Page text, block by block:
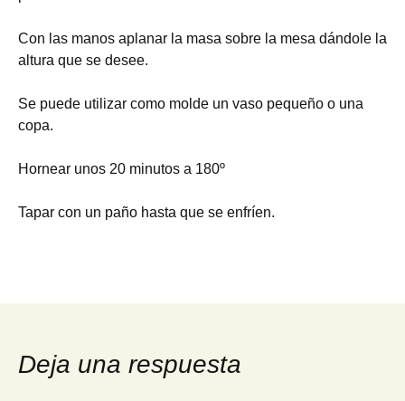
Con las manos aplanar la masa sobre la mesa dándole la
altura que se desee.
Se puede utilizar como molde un vaso pequeño o una
copa.
Hornear unos 20 minutos a 180º
Tapar con un paño hasta que se enfríen.
Deja una respuesta